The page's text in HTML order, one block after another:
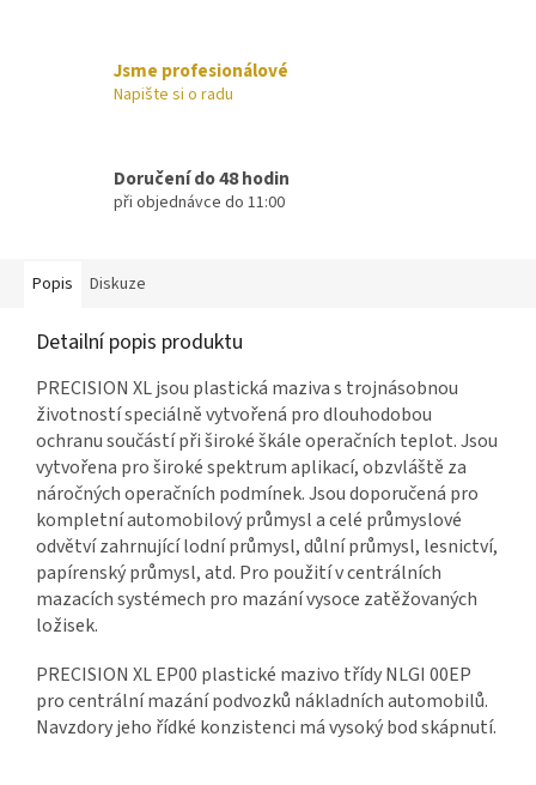
Jsme profesionálové
Napište si o radu
Doručení do 48 hodin
při objednávce do 11:00
Popis Diskuze
Detailní popis produktu
PRECISION XL jsou plastická maziva s trojnásobnou
životností speciálně vytvořená pro dlouhodobou
ochranu součástí při široké škále operačních teplot. Jsou
vytvořena pro široké spektrum aplikací, obzvláště za
náročných operačních podmínek. Jsou doporučená pro
kompletní automobilový průmysl a celé průmyslové
odvětví zahrnující lodní průmysl, důlní průmysl, lesnictví,
papírenský průmysl, atd. Pro použití v centrálních
mazacích systémech pro mazání vysoce zatěžovaných
ložisek.
PRECISION XL EP00 plastické mazivo třídy NLGI 00EP
pro centrální mazání podvozků nákladních automobilů.
Navzdory jeho řídké konzistenci má vysoký bod skápnutí.